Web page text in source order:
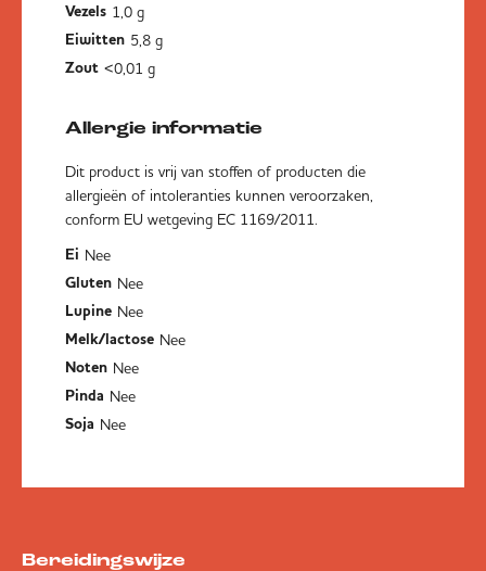
Vezels 1,0 g
Eiwitten 5,8 g
Zout <0,01 g
Allergie informatie
Dit product is vrij van stoffen of producten die
allergieën of intoleranties kunnen veroorzaken,
conform EU wetgeving EC 1169/2011.
Ei Nee
Gluten Nee
Lupine Nee
Melk/lactose Nee
Noten Nee
Pinda Nee
Soja Nee
Bereidingswijze